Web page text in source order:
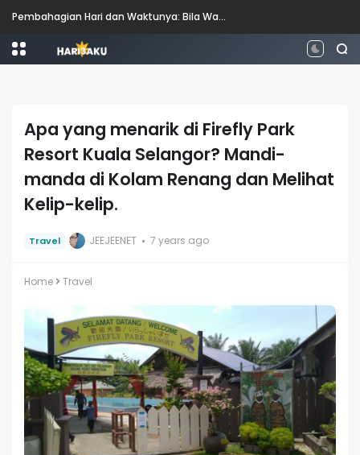
Pembahagian Hari dan Waktunya: Bila Waktunya Pagi, Tengah Hari, Petang dan Malam?
Apa yang menarik di Firefly Park
Resort Kuala Selangor? Mandi-
manda di Kolam Renang dan Melihat
Kelip-kelip.
Travel JEEJEENET 7 years ago
Home Travel